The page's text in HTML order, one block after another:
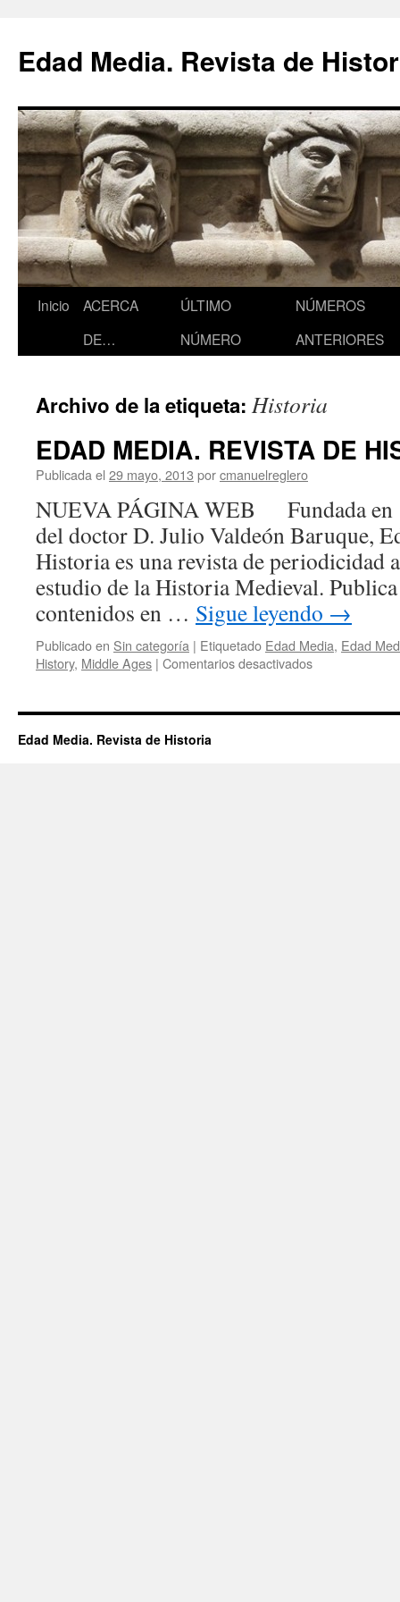
contenido
Edad Media. Revista de
Inicio
ACERCA
DE…
ÚLTIMO
NÚMERO
NÚMEROS
ANTERIORES
Archivo de la etiqueta: Historia
EDAD MEDIA. REVISTA DE
Publicada el 29 mayo, 2013 porcmanuelreglero
NUEVA PÁGINA WEB Fundada en
del doctor D. Julio Valdeón Baruque,
Historia es una revista de periodicidad
estudio de la Historia Medieval.
contenidos en … Sigue leyendo →
Publicado en Sin categoría | Etiquetado Edad Media, Edad
History, Middle Ages | Comentarios desactivadosen
REVISTA
Edad Media. Revista de Historia